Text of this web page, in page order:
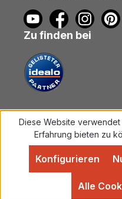
Zu finden bei
Alle Preise inkl.
nicht
Diese Website
Erfahrung bieten zu
Konfigurieren
Alle